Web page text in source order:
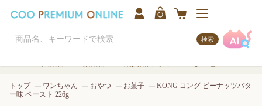
検索
トップ ワンちゃん おやつ お菓子
KONG コング ピーナッツバタ
ー味 ペースト 226g